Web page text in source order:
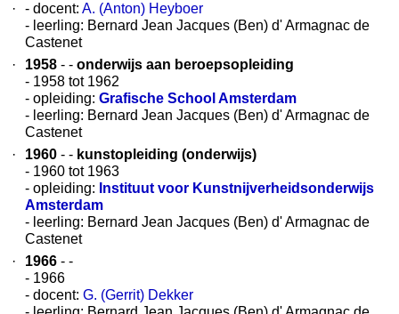
·
- docent: A. (Anton) Heyboer
- leerling: Bernard Jean Jacques (Ben) d' Armagnac de
Castenet
·
1958 - - onderwijs aan beroepsopleiding
- 1958 tot 1962
- opleiding: Grafische School Amsterdam
- leerling: Bernard Jean Jacques (Ben) d' Armagnac de
Castenet
·
1960 - - kunstopleiding (onderwijs)
- 1960 tot 1963
- opleiding: Instituut voor Kunstnijverheidsonderwijs
Amsterdam
- leerling: Bernard Jean Jacques (Ben) d' Armagnac de
Castenet
·
1966 - -
- 1966
- docent: G. (Gerrit) Dekker